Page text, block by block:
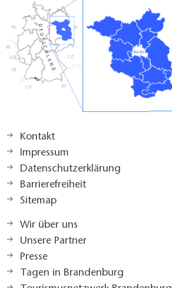
Kontakt
Impressum
Datenschutzerklärung
Barrierefreiheit
Sitemap
Wir über uns
Unsere Partner
Presse
Tagen in Brandenburg